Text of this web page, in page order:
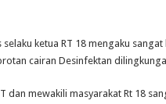
selaku ketua RT 18 mengaku
cairan Desinfektan
dan mewakili masyarakat Rt 18